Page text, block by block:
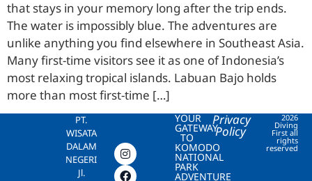
that stays in your memory long after the trip ends.
The water is impossibly blue. The adventures are
unlike anything you find elsewhere in Southeast Asia.
Many first-time visitors see it as one of Indonesia’s
most relaxing tropical islands. Labuan Bajo holds
more than most first-time […]
PT.
WISATA
DALAM
NEGERI
Jl.
YOUR
GATEWAY
TO
KOMODO
NATIONAL
PARK
ADVENTURE
Privacy
Policy
2026
Diving
First all
rights
reserved